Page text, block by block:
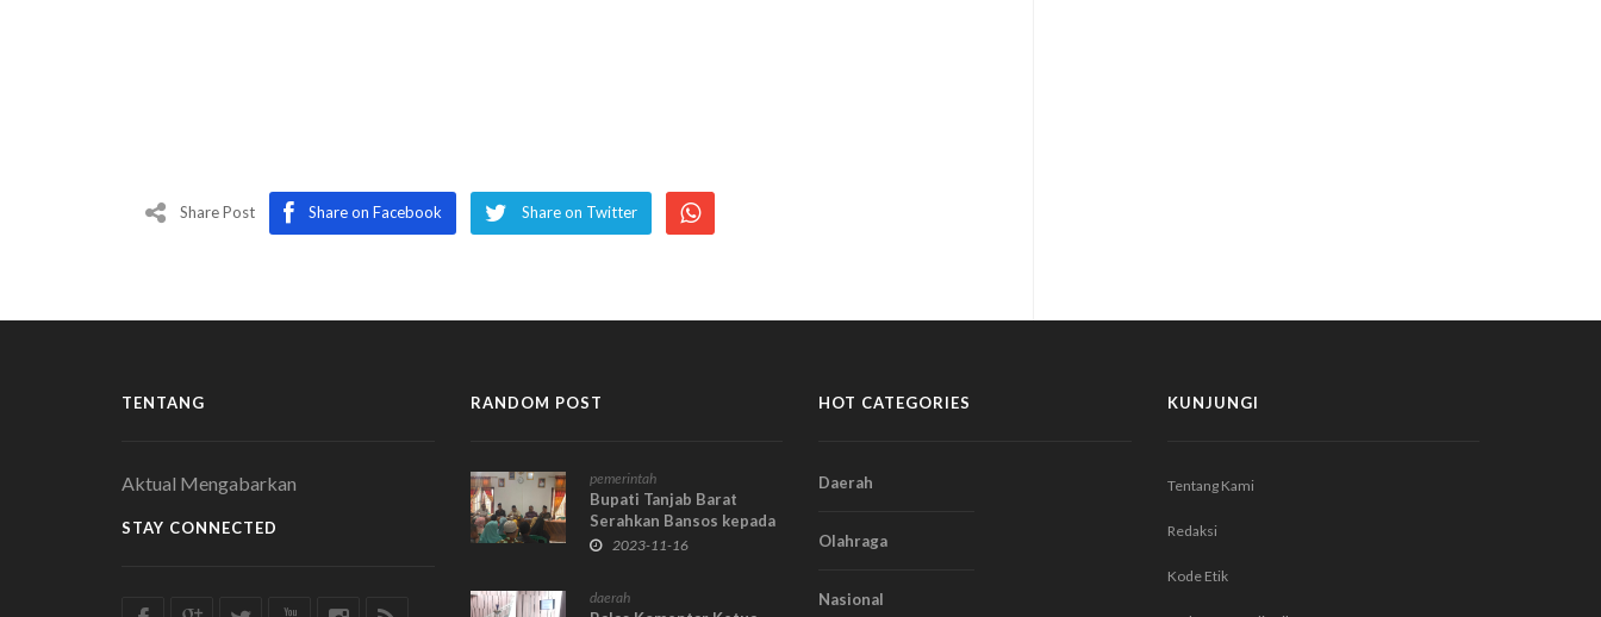
Share Post Share on Facebook Share on Twitter
TENTANG
Aktual Mengabarkan
STAY CONNECTED
RANDOM POST
pemerintah
Bupati Tanjab Barat
Serahkan Bansos kepada
Lansia di Kuala Betara
2023-11-16
daerah
HOT CATEGORIES
Daerah
Olahraga
Nasional
KUNJUNGI
Tentang Kami
Redaksi
Kode Etik